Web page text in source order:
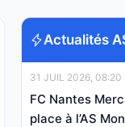
Actualités
31 JUIL 2026, 08:20
FC Nantes
place à l’AS